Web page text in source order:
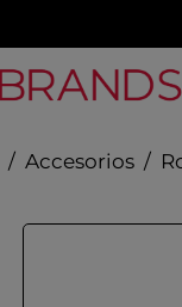
Accesorios